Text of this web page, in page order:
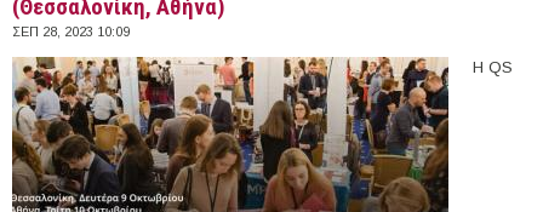
(Θεσσαλονίκη, Αθήνα)
ΣΕΠ 28, 2023 10:09
Η QS